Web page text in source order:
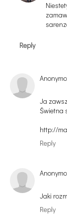
Reply
Ja
Świetna
http://
Reply
Jaki
Reply